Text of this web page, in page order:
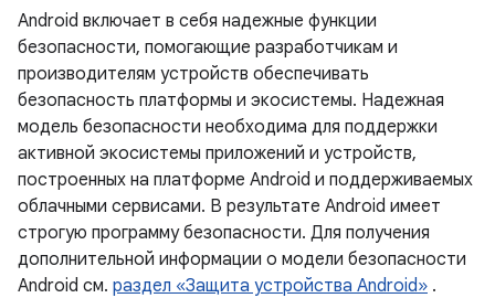
Android включает в себя надежные функции
безопасности, помогающие разработчикам и
производителям устройств обеспечивать
безопасность платформы и экосистемы. Надежная
модель безопасности необходима для поддержки
активной экосистемы приложений и устройств,
построенных на платформе Android и поддерживаемых
облачными сервисами. В результате Android имеет
строгую программу безопасности. Для получения
дополнительной информации о модели безопасности
Android см. раздел «Защита устройства Android» .